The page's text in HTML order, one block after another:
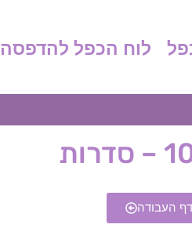
לוח הכפל להדפסה
העבודה